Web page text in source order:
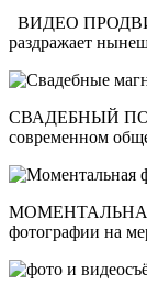
ВИДЕО
раздражает
СВАДЕБНЫЙ
современном
фотографии на